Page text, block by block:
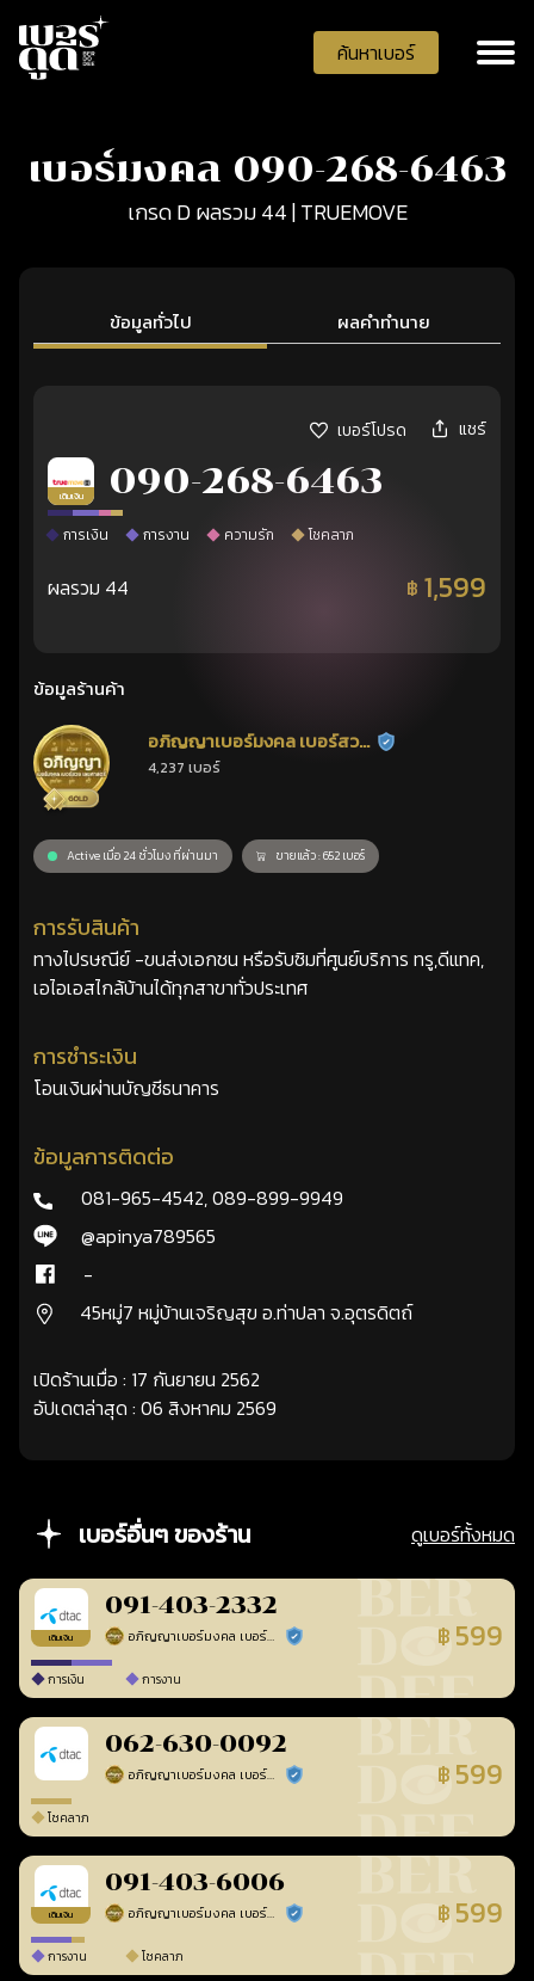
ค้นหาเบอร์
เบอร์มงคล 090-268-6463
เกรด D ผลรวม 44 | TRUEMOVE
ข้อมูลทั่วไป ผลคำทำนาย
เบอร์โปรด แชร์
เติมเงิน 090-268-6463
การเงิน การงาน ความรัก โชคลาภ
ผลรวม 44 ฿ 1,599
ข้อมูลร้านค้า
อภิญญาเบอร์มงคล เบอร์สวย
เลขศาสตร์
ร้านยืนยันแล้ว
4,237 เบอร์
Active เมื่อ 24 ชั่วโมง ที่ผ่านมา ขายแล้ว : 652 เบอร์
การรับสินค้า
ทางไปรษณีย์ -ขนส่งเอกชน หรือรับซิมที่ศูนย์บริการ ทรู,ดีแทค,
เอไอเอสไกล้บ้านได้ทุกสาขาทั่วประเทศ
การชำระเงิน
โอนเงินผ่านบัญชีธนาคาร
ข้อมูลการติดต่อ
081-965-4542,089-899-9949
@apinya789565
-
45หมู่7 หมู่บ้านเจริญสุข อ.ท่าปลา จ.อุตรดิตถ์
เปิดร้านเมื่อ : 17 กันยายน 2562
อัปเดตล่าสุด : 06 สิงหาคม 2569
เบอร์อื่นๆ ของร้าน ดูเบอร์ทั้งหมด
เติมเงิน
091-403-2332
อภิญญาเบอร์มงคล เบอร์สวยเลขศาสตร์ ร้านยืนยันแล้ว ฿ 599
การเงิน การงาน
062-630-0092
อภิญญาเบอร์มงคล เบอร์สวยเลขศาสตร์ ร้านยืนยันแล้ว ฿ 599
โชคลาภ
เติมเงิน
091-403-6006
อภิญญาเบอร์มงคล เบอร์สวยเลขศาสตร์ ร้านยืนยันแล้ว ฿ 599
การงาน โชคลาภ